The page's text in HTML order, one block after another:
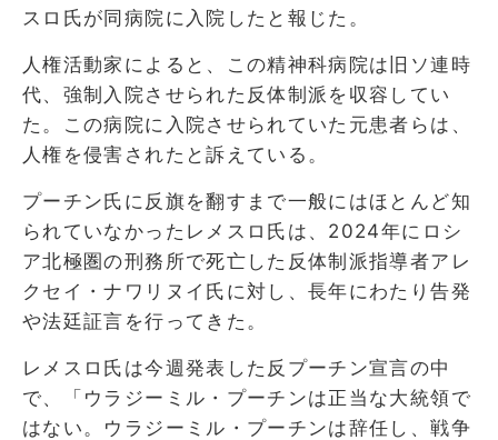
スロ氏が同病院に入院したと報じた。
人権活動家によると、この精神科病院は旧ソ連時
代、強制入院させられた反体制派を収容してい
た。この病院に入院させられていた元患者らは、
人権を侵害されたと訴えている。
プーチン氏に反旗を翻すまで一般にはほとんど知
られていなかったレメスロ氏は、2024年にロシ
ア北極圏の刑務所で死亡した反体制派指導者アレ
クセイ・ナワリヌイ氏に対し、長年にわたり告発
や法廷証言を行ってきた。
レメスロ氏は今週発表した反プーチン宣言の中
で、「ウラジーミル・プーチンは正当な大統領で
はない。ウラジーミル・プーチンは辞任し、戦争